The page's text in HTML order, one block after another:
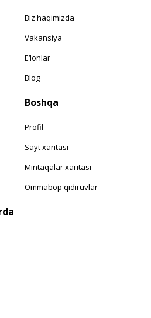
Biz haqimizda
Vakansiya
E‘lonlar
Blog
Boshqa
Profil
Sayt xaritasi
Mintaqalar xaritasi
Ommabop qidiruvlar